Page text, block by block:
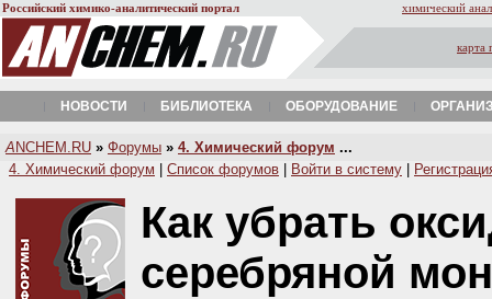
Российский химико-аналитический портал химический
карта
НОВОСТИ БИБЛИОТЕКА ОБОРУДОВАНИЕ
A NCHEM.RU » Форумы » 4. Химический форум ...
4. Химический форум
Список форумов Войти в систему
Как убрать
серебряной